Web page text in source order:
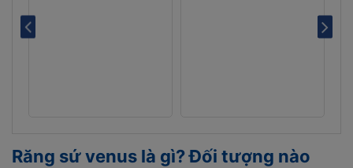
Răng sứ venus là gì? Đối tượng nào